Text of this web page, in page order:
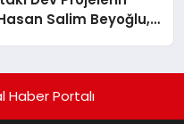
Salim Beyoğlu,
Haber Portalı